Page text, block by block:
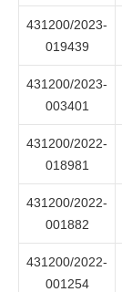
431200/2023-
019439
431200/2023-
003401
431200/2022-
018981
431200/2022-
001882
431200/2022-
001254